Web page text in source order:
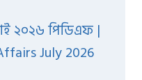
২০২৬ পিডিএফ |
July 2026